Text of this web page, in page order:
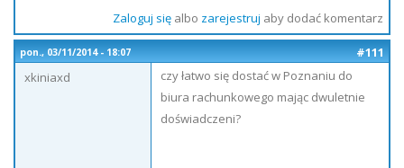
Zaloguj sięalbo zarejestruj aby dodać komentarz
pon., 03/11/2014 - 18:07
#111
xkiniaxd
czy łatwo się dostać w Poznaniu do
biura rachunkowego mając dwuletnie
doświadczeni?